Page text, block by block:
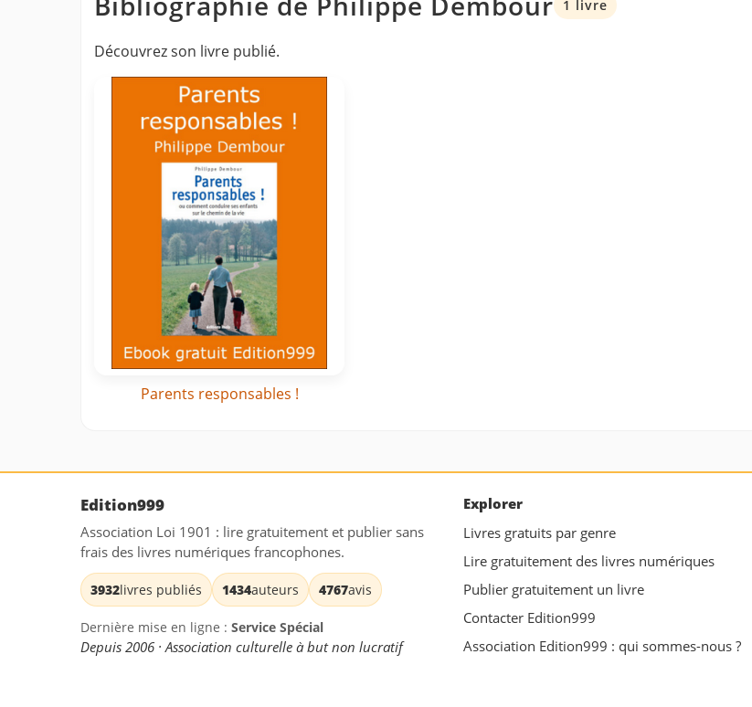
1 livre
Découvrez son livre publié.
Parents responsables !
Edition999
Association Loi 1901 : lire gratuitement et publier sans
frais des livres numériques francophones.
3932livres publiés 1434auteurs 4767avis
Dernière mise en ligne : Service Spécial
Depuis 2006 · Association culturelle à but non lucratif
Explorer
Livres gratuits par genre
Lire gratuitement des livres numériques
Publier gratuitement un livre
Contacter Edition999
Association Edition999 : qui sommes-nous ?